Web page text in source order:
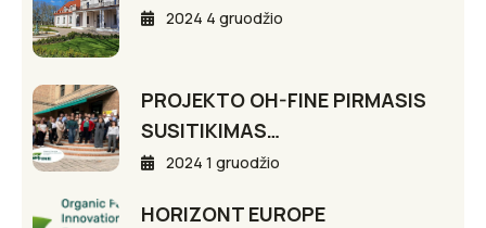
2024 4 gruodžio
PROJEKTO OH-FINE PIRMASIS
SUSITIKIMAS…
2024 1 gruodžio
HORIZONT EUROPE